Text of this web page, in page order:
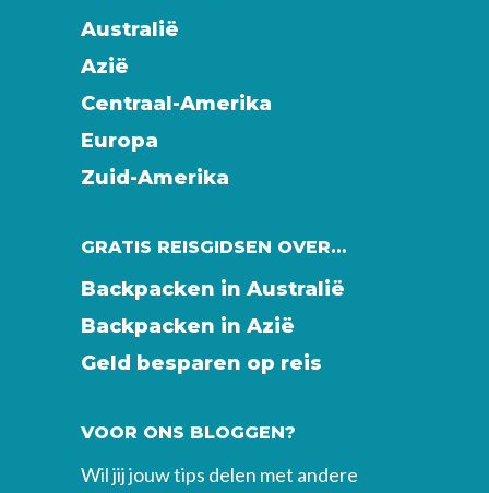
Australië
Azië
Centraal-Amerika
Europa
Zuid-Amerika
GRATIS REISGIDSEN OVER…
Backpacken in Australië
Backpacken in Azië
Geld besparen op reis
VOOR ONS BLOGGEN?
Wil jij jouw tips delen met andere